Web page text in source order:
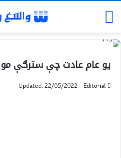
یو عام عادت چې سترګې
Editorial
Updated: 22/05/2022